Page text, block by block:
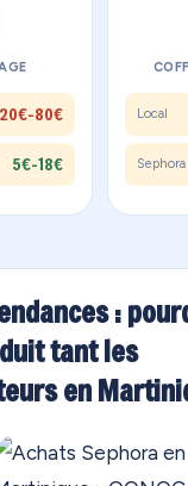
20€-80€
5€-18€
Local
Sephora
:
tant les
en